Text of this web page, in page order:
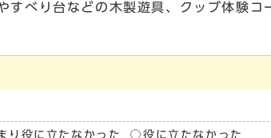
べり台などの木製遊具、クッブ体験コ
り役に立たなかった 役に立たなかった